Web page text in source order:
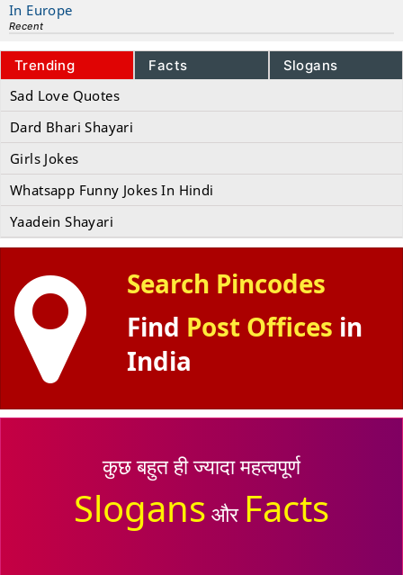
In Europe
Recent
Trending Facts Slogans
Sad Love Quotes
Dard Bhari Shayari
Girls Jokes
Whatsapp Funny Jokes In Hindi
Yaadein Shayari
Search Pincodes
Find Post Offices in
India
कुछ बहुत ही ज्यादा महत्वपूर्ण
Slogans और Facts